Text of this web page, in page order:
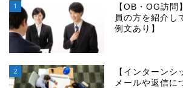
1
【OB・OG訪
員の方を紹介し
例文あり】
2
【インターン
メールや返信に